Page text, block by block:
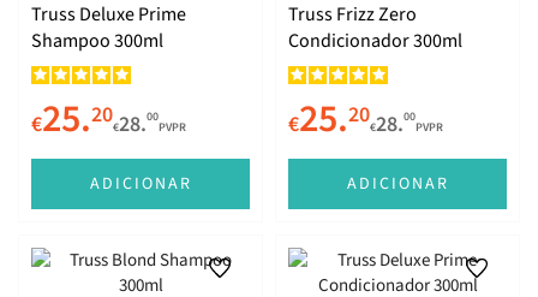
Truss Deluxe Prime
Shampoo 300ml
€25.20€28.00
PVPR
ADICIONAR
Truss Frizz Zero
Condicionador 300ml
€25.20€28.00
PVPR
ADICIONAR